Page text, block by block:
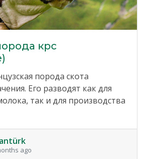
крс
порода скота
Его разводят как для
так и для производства
ago